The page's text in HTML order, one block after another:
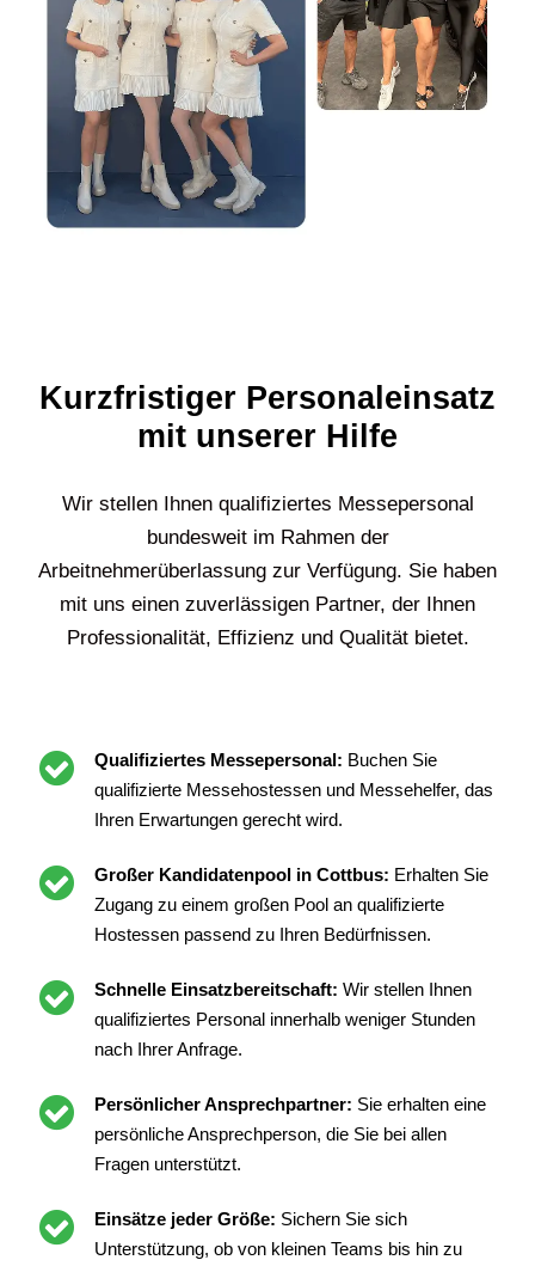
Kurzfristiger Personaleinsatz
mit unserer Hilfe
Wir stellen Ihnen qualifiziertes Messepersonal
bundesweit im Rahmen der
Arbeitnehmerüberlassung zur Verfügung. Sie haben
mit uns einen zuverlässigen Partner, der Ihnen
Professionalität, Effizienz und Qualität bietet.
Qualifiziertes Messepersonal: Buchen Sie
qualifizierte Messehostessen und Messehelfer, das
Ihren Erwartungen gerecht wird.
Großer Kandidatenpool in Cottbus: Erhalten Sie
Zugang zu einem großen Pool an qualifizierte
Hostessen passend zu Ihren Bedürfnissen.
Schnelle Einsatzbereitschaft: Wir stellen Ihnen
qualifiziertes Personal innerhalb weniger Stunden
nach Ihrer Anfrage.
Persönlicher Ansprechpartner: Sie erhalten eine
persönliche Ansprechperson, die Sie bei allen
Fragen unterstützt.
Einsätze jeder Größe: Sichern Sie sich
Unterstützung, ob von kleinen Teams bis hin zu